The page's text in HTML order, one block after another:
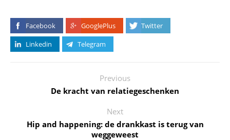
Facebook GooglePlus
Twitter
Linkedin
Telegram
Previous
De kracht van relatiegeschenken
Next
Hip and happening: de drankkast is terug van
weggeweest